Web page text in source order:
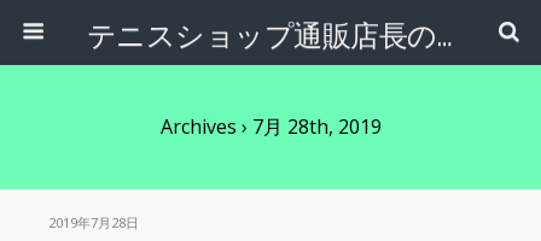
テニスショップ通販店長のブログ＠テニスショップLAFINO 西山克久
Archives › 7月 28th, 2019
2019年7月28日